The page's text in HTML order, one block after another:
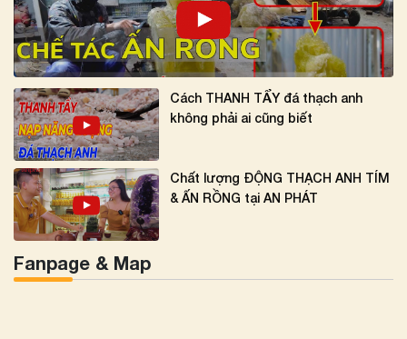
Cách THANH TẨY đá thạch anh
không phải ai cũng biết
Chất lượng ĐỘNG THẠCH ANH TÍM
& ẤN RỒNG tại AN PHÁT
Fanpage & Map